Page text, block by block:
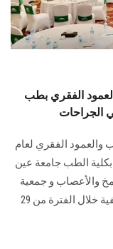
الفقري بطب
الجراحات
والعمود الفقري لعام
بكلية الطب جامعة عين
والأعصاب و جمعية
الشرق الأوسط لجراحة المخ والأعصاب الوظيفية خلال الفترة من ‏‏29